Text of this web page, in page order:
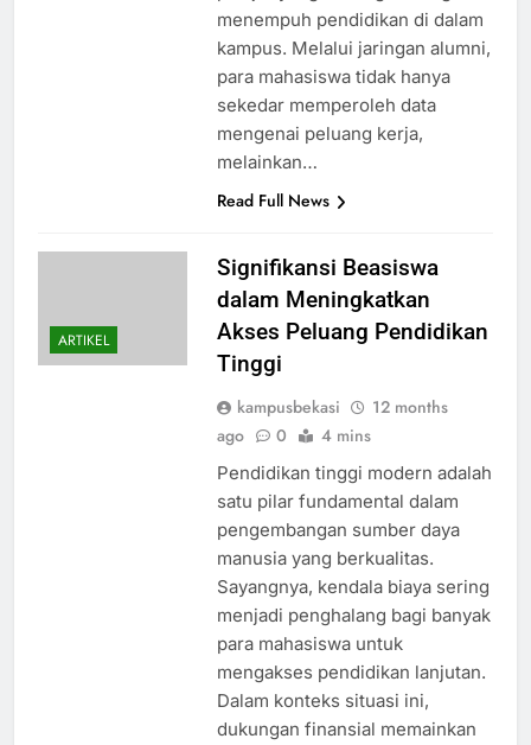
menempuh pendidikan di dalam
kampus. Melalui jaringan alumni,
para mahasiswa tidak hanya
sekedar memperoleh data
mengenai peluang kerja,
melainkan…
Read Full News
ARTIKEL
Signifikansi Beasiswa
dalam Meningkatkan
Akses Peluang Pendidikan
Tinggi
kampusbekasi
12 months
ago
0 4 mins
Pendidikan tinggi modern adalah
satu pilar fundamental dalam
pengembangan sumber daya
manusia yang berkualitas.
Sayangnya, kendala biaya sering
menjadi penghalang bagi banyak
para mahasiswa untuk
mengakses pendidikan lanjutan.
Dalam konteks situasi ini,
dukungan finansial memainkan